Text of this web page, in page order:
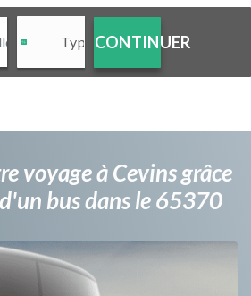
CONTINUER
voyage à Cevins grâce
bus dans le 65370